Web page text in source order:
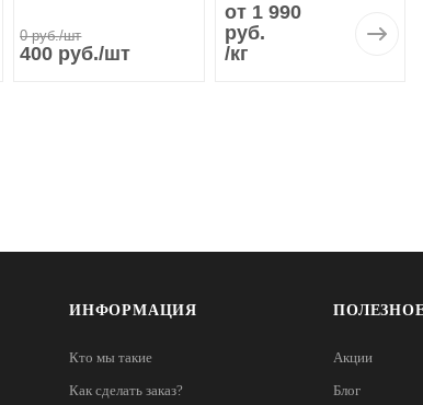
400 руб./шт
0руб./шт
от 1 990
руб.
/кг
ИНФОРМАЦИЯ
Кто мы такие
Как сделать заказ?
Акции
Блог